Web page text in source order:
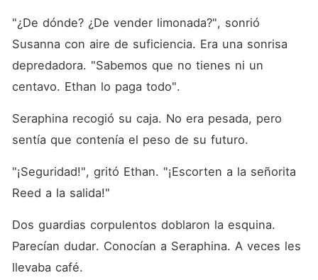
"¿De dónde? ¿De vender limonada?", sonrió
Susanna con aire de suficiencia. Era una sonrisa
depredadora. "Sabemos que no tienes ni un
centavo. Ethan lo paga todo".
Seraphina recogió su caja. No era pesada, pero
sentía que contenía el peso de su futuro.
"¡Seguridad!", gritó Ethan. "¡Escorten a la señorita
Reed a la salida!"
Dos guardias corpulentos doblaron la esquina.
Parecían dudar. Conocían a Seraphina. A veces les
llevaba café.